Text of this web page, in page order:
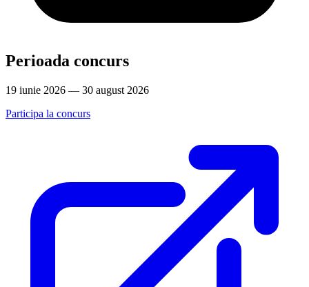
Perioada concurs
19 iunie 2026 — 30 august 2026
Participa la concurs